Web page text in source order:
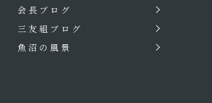
会長ブログ
三友組ブログ
魚沼の風景